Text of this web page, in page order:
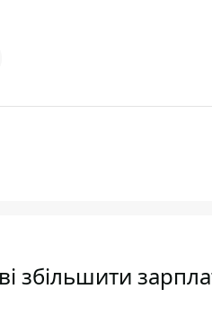
збільшити